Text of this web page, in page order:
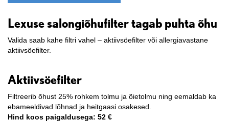
Lexuse salongiõhufilter tagab puhta õhu
Valida saab kahe filtri vahel – aktiivsöefilter või allergiavastane
aktiivsöefilter.
Aktiivsöefilter
Filtreerib õhust 25% rohkem tolmu ja õietolmu ning eemaldab ka
ebameeldivad lõhnad ja heitgaasi osakesed.
Hind koos paigaldusega: 52 €